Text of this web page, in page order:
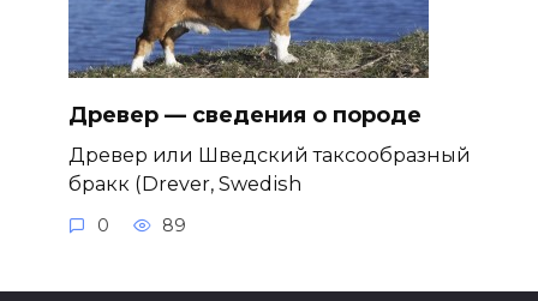
Древер — сведения о породе
Древер или Шведский таксообразный
бракк (Drever, Swedish
0 89